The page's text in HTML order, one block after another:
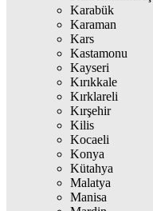
Karabük
Karaman
Kars
Kastamonu
Kayseri
Kırıkkale
Kırklareli
Kırşehir
Kilis
Kocaeli
Konya
Kütahya
Malatya
Manisa